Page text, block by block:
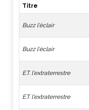
Titre
Buzz l'éclair
Buzz l'éclair
E.T. l'extraterrestre
E.T. l'extraterrestre